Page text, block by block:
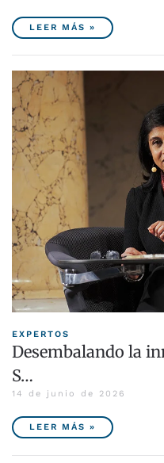
LEER MÁS »
EXPERTOS
Desembalando la
S…
14 de junio de 2026
LEER MÁS »